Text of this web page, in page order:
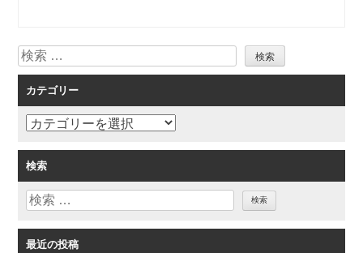
ゲ
ー
シ
ョ
ン
検
索
カテゴリー
カ
ゴ
リ
ー
検索
検
最近の投稿